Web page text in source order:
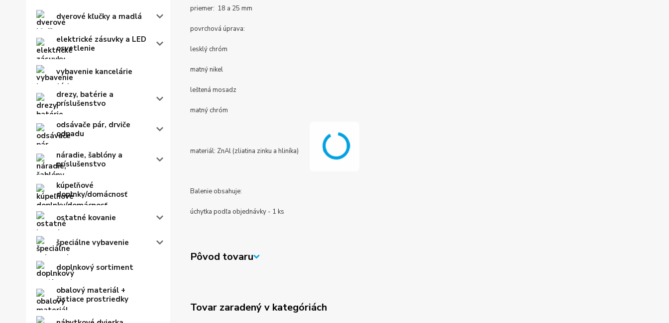
dverové kľučky a madlá
elektrické zásuvky a LED
osvetlenie
vybavenie kancelárie
drezy, batérie a
príslušenstvo
odsávače pár, drviče
odpadu
náradie, šablóny a
príslušenstvo
kúpeľňové
doplnky/domácnosť
ostatné kovanie
špeciálne vybavenie
doplnkový sortiment
obalový materiál +
čistiace prostriedky
priemer: 18 a 25 mm
povrchová úprava:
lesklý chróm
matný nikel
leštená mosadz
matný chróm
materiál: ZnAl (zliatina zinku a hliníka)
Balenie obsahuje:
úchytka podľa objednávky - 1 ks
Pôvod tovaru
Tovar zaradený v kategóriách